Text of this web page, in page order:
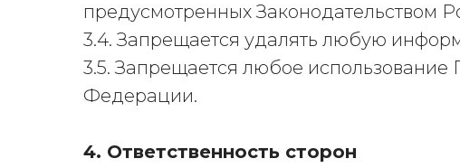
предусмотренных Законодательством
3.4. Запрещается удалять любую
3.5. Запрещается любое
Федерации.
4. Ответственность сторон